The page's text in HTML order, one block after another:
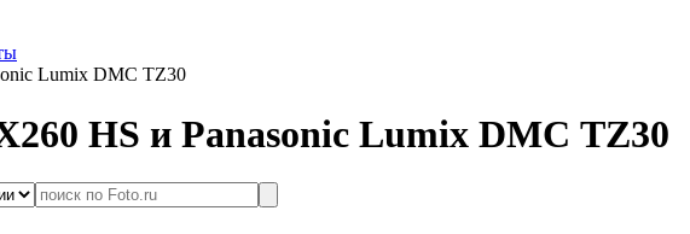
Lumix DMС TZ30
HS и Panasonic Lumix DMС TZ30